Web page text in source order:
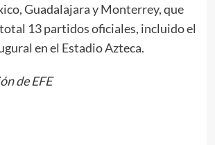
Guadalajara y Monterrey, que
13 partidos oficiales, incluido el
en el Estadio Azteca.
de EFE